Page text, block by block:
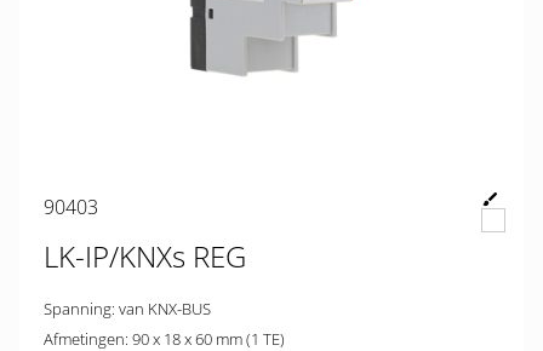
90403
LK-IP/KNXs REG
Spanning: van KNX-BUS
Afmetingen: 90 x 18 x 60 mm (1 TE)